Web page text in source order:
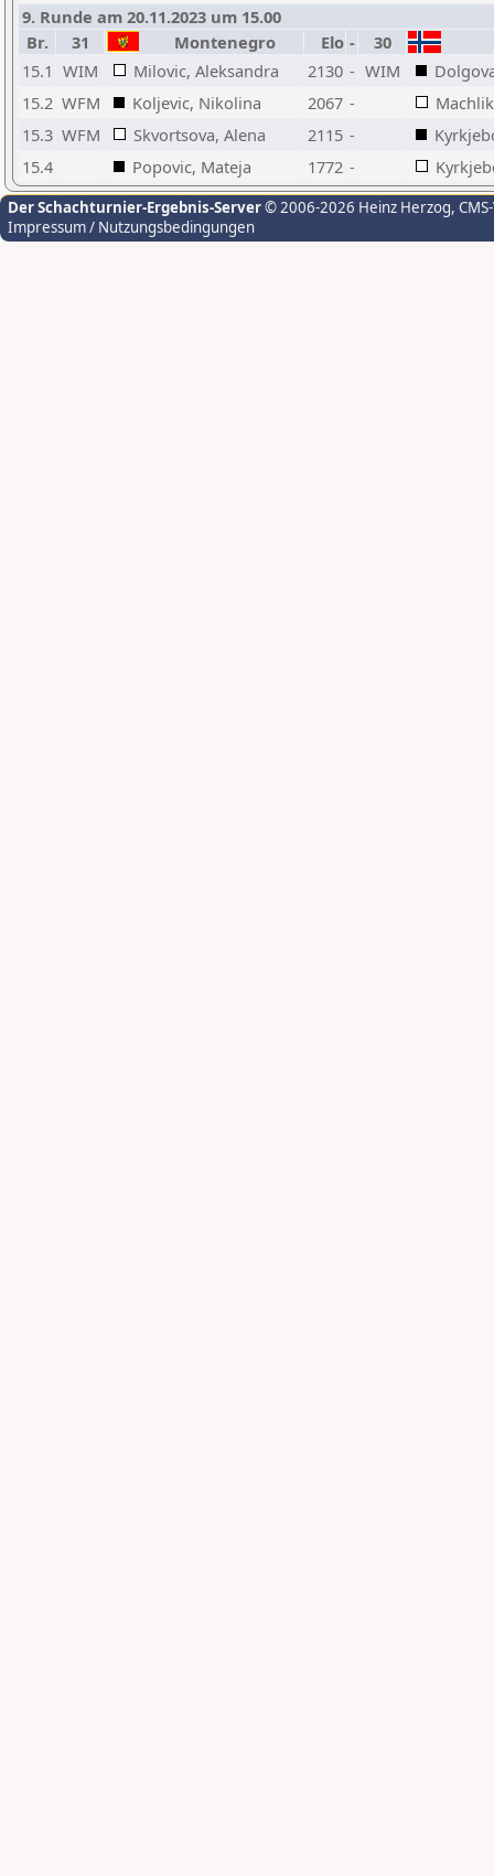
9. Runde am 20.11.2023 um 15.00
Br.
31 Montenegro Elo - 30
15.1 WIM Milovic, Aleksandra 2130 - WIM
15.2 WFM Koljevic, Nikolina 2067 -
15.3 WFM Skvortsova, Alena 2115 -
15.4
Popovic, Mateja 1772 -
Der Schachturnier-Ergebnis-Server© 2006-2026 Heinz Herzog,
Impressum / Nutzungsbedingungen